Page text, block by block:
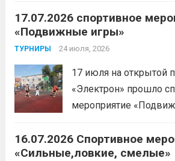
заняла 1 место на
результатом 10.01,78.
спортсменку тренер-
дальше
17.07.2026 спортивное
«Подвижные игры»
ТУРНИРЫ 24 июля, 2026
17 июля на открытой
«Электрон» прошло
мероприятие
16.07.2026 Спортивное
«Сильные,ловкие, смелые»